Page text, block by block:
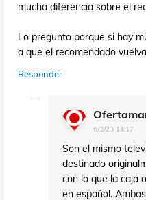
mucha diferencia sobre el
Lo pregunto porque si hay
a que el recomendado
Responder
6/3/23 14:17
Son el mismo
destinado
con lo que la caja
en español.